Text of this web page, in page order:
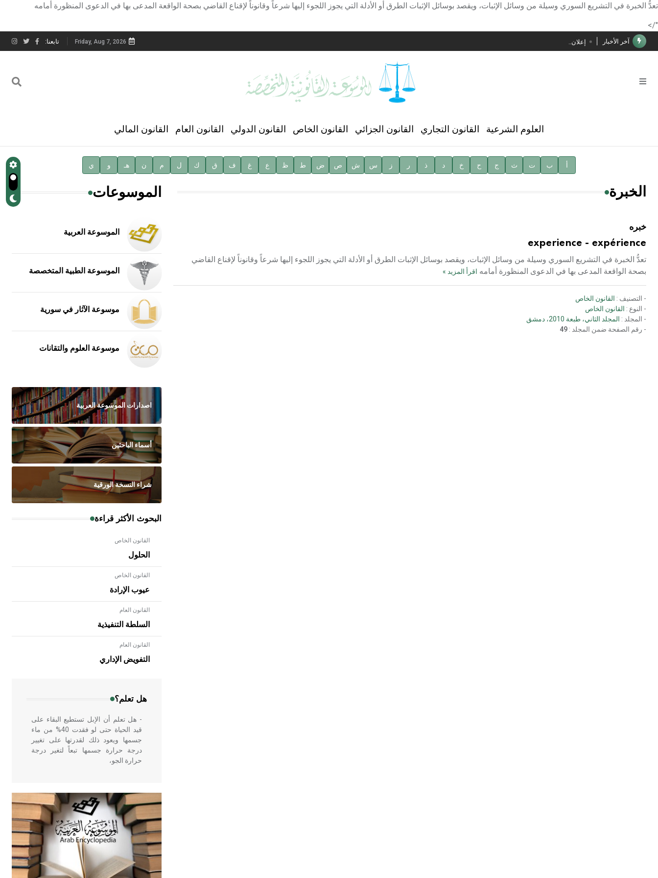
تعدُّ الخبرة في التشريع السوري وسيلة من وسائل الإثبات، ويقصد بوسائل الإثبات الطرق أو الأدلة التي يجوز اللجوء إليها شرعاً وقانوناً لإقناع القاضي بصحة الواقعة المدعى بها في الدعوى المنظورة أمامه
"/>
آخر الأخبار
الأستاذ إياد خالد الطباع مدير عام لهيئة الموسوعة العربية
إعلان..
فوز الأستاذ الدكتور محمود السيد بجائزة مجمع الملك سليمان العالمي للغة العربية
الأستاذ إياد خالد الطباع مدير عام لهيئة الموسوعة العربية
Friday, Aug 7, 2026 تابعنا:
العلوم الشرعية القانون التجاري القانون الجزائي القانون الخاص القانون الدولي القانون العام القانون المالي
أ ب ت ث ج ح خ د ذ ر ز س ش ص ض ط ظ ع غ ف ق ك ل م ن هـ و ي
الخبرة
خبره
experience - expérience
تعدُّ الخبرة في التشريع السوري وسيلة من وسائل الإثبات، ويقصد بوسائل الإثبات الطرق أو الأدلة التي يجوز اللجوء إليها شرعاً وقانوناً لإقناع القاضي
بصحة الواقعة المدعى بها في الدعوى المنظورة أمامه اقرأ المزيد »
- التصنيف : القانون الخاص
- النوع : القانون الخاص
- المجلد : المجلد الثاني، طبعة 2010، دمشق
- رقم الصفحة ضمن المجلد : 49
الموسوعات
الموسوعة العربية
الموسوعة الطبية المتخصصة
موسوعة الآثار في سورية
موسوعة العلوم والتقانات
اصدارات الموسوعة العربية
أسماء الباحثين
شراء النسخة الورقية
البحوث الأكثر قراءة
القانون الخاص
الحلول
القانون الخاص
عيوب الإرادة
القانون العام
السلطة التنفيذية
القانون العام
التفويض الإداري
هل تعلم؟
- هل تعلم أن الأبلق نوع من الفنون
الهندسية التي ارتبطت بالعمارة الإسلامية
في بلاد الشام ومصر خاصة، حيث يحرص
- هل تعلم أن الإبل تستطيع البقاء على
قيد الحياة حتى لو فقدت 40% من ماء
جسمها ويعود ذلك لقدرتها على تغيير
درجة حرارة جسمها تبعاً لتغير درجة
حرارة الجو،
- هل تعلم أن أبقراط كتب في الطب
أربعة مؤلفات هي: الحكم، الأدلة، تنظيم
التغذية، ورسالته في جروح الرأس.
ويعود له الفضل بأنه حرر الطب من
الدين والفلسفة.
- هل تعلم أن المرجان إفراز حيواني